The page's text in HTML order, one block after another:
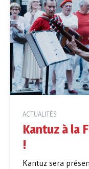
ACTUALITÉS
Kantuz à la
!
Kantuz sera